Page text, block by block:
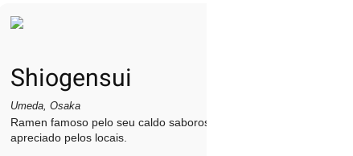
Shiogensui
Umeda, Osaka
Ramen famoso pelo seu caldo saboroso, muito
apreciado pelos locais.